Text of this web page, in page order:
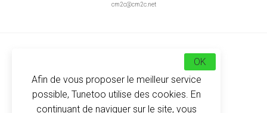
cm2c@cm2c.net
Afin de vous proposer le meilleur service
possible, Tunetoo utilise des cookies. En
continuant de naviguer sur le site, vous
OK